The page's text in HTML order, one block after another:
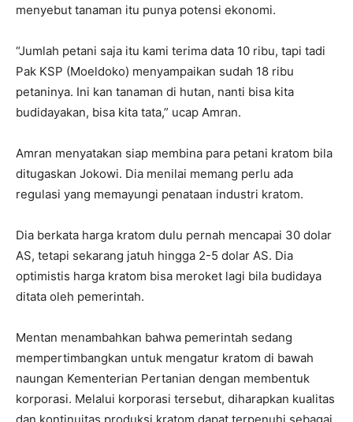
menyebut tanaman itu punya potensi ekonomi.
“Jumlah petani saja itu kami terima data 10 ribu, tapi tadi
Pak KSP (Moeldoko) menyampaikan sudah 18 ribu
petaninya. Ini kan tanaman di hutan, nanti bisa kita
budidayakan, bisa kita tata,” ucap Amran.
Amran menyatakan siap membina para petani kratom bila
ditugaskan Jokowi. Dia menilai memang perlu ada
regulasi yang memayungi penataan industri kratom.
Dia berkata harga kratom dulu pernah mencapai 30 dolar
AS, tetapi sekarang jatuh hingga 2-5 dolar AS. Dia
optimistis harga kratom bisa meroket lagi bila budidaya
ditata oleh pemerintah.
Mentan menambahkan bahwa pemerintah sedang
mempertimbangkan untuk mengatur kratom di bawah
naungan Kementerian Pertanian dengan membentuk
korporasi. Melalui korporasi tersebut, diharapkan kualitas
dan kontinuitas produksi kratom dapat terpenuhi sebagai